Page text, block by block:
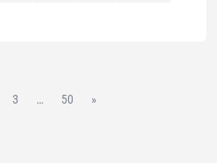
3 … 50 »